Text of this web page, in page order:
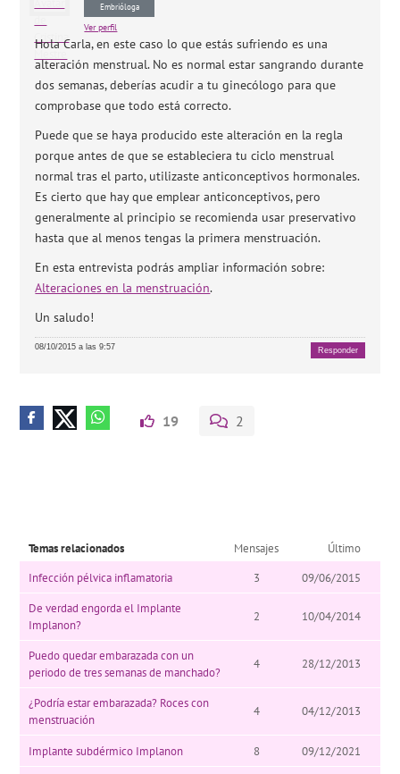
Embrióloga
Ver perfil
Hola Carla, en este caso lo que estás sufriendo es una
alteración menstrual. No es normal estar sangrando durante
dos semanas, deberías acudir a tu ginecólogo para que
comprobase que todo está correcto.
Puede que se haya producido este alteración en la regla
porque antes de que se estableciera tu ciclo menstrual
normal tras el parto, utilizaste anticonceptivos hormonales.
Es cierto que hay que emplear anticonceptivos, pero
generalmente al principio se recomienda usar preservativo
hasta que al menos tengas la primera menstruación.
En esta entrevista podrás ampliar información sobre:
Alteraciones en la menstruación.
Un saludo!
08/10/2015 a las 9:57 Responder
19 2
Temas relacionados Mensajes
Último
Infección pélvica inflamatoria
3
09/06/2015
De verdad engorda el Implante
Implanon?
2 10/04/2014
Puedo quedar embarazada con un
periodo de tres semanas de manchado?
4 28/12/2013
¿Podría estar embarazada? Roces con
menstruación
4 04/12/2013
Implante subdérmico Implanon 8
09/12/2021